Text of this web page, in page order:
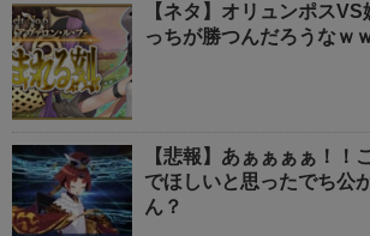
【ネタ】オリュンポス
っちが勝つんだろうなｗ
【悲報】あぁぁぁぁ！！
でほしいと思ったでち
ん？